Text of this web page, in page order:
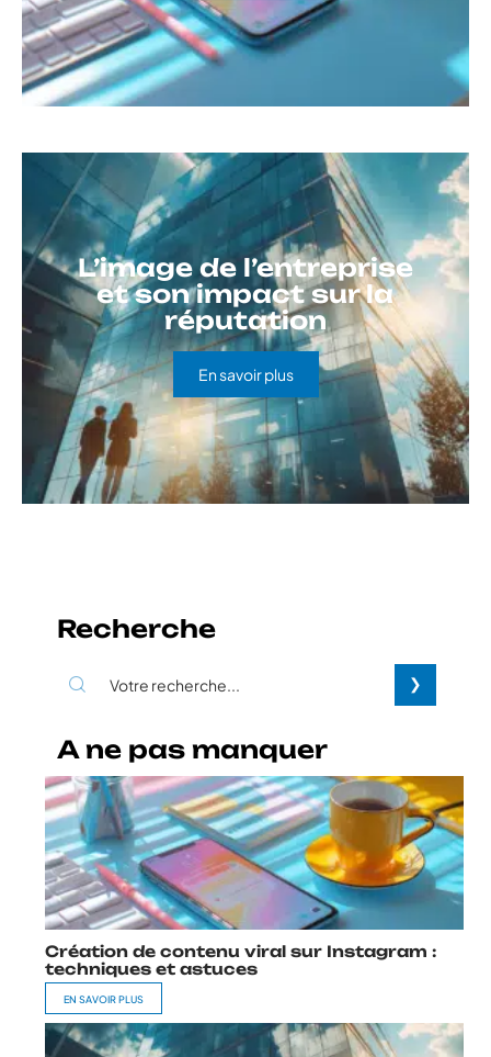
L’image de l’entreprise
et son impact sur la
réputation
En savoir plus
Recherche
A ne pas manquer
Création de contenu viral sur Instagram :
techniques et astuces
EN SAVOIR PLUS